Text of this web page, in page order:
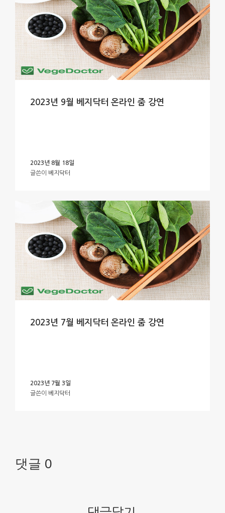
2023년 9월 베지닥터 온라인 줌 강연
2023년 8월 18일
글쓴이 베지닥터
2023년 7월 베지닥터 온라인 줌 강연
2023년 7월 3일
글쓴이 베지닥터
댓글 0